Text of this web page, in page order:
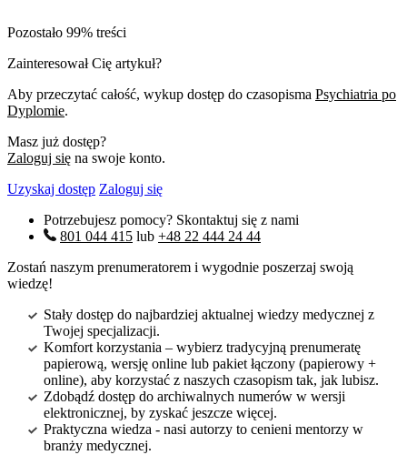
Pozostało 99% treści
Zainteresował Cię artykuł?
Aby przeczytać całość, wykup dostęp do czasopisma Psychiatria po
Dyplomie.
Masz już dostęp?
Zaloguj się na swoje konto.
Uzyskaj dostęp Zaloguj się
Potrzebujesz pomocy? Skontaktuj się z nami
801 044 415 lub +48 22 444 24 44
Zostań naszym prenumeratorem i wygodnie poszerzaj swoją
wiedzę!
Stały dostęp do najbardziej aktualnej wiedzy medycznej z
Twojej specjalizacji.
Komfort korzystania – wybierz tradycyjną prenumeratę
papierową, wersję online lub pakiet łączony (papierowy +
online), aby korzystać z naszych czasopism tak, jak lubisz.
Zdobądź dostęp do archiwalnych numerów w wersji
elektronicznej, by zyskać jeszcze więcej.
Praktyczna wiedza - nasi autorzy to cenieni mentorzy w
branży medycznej.